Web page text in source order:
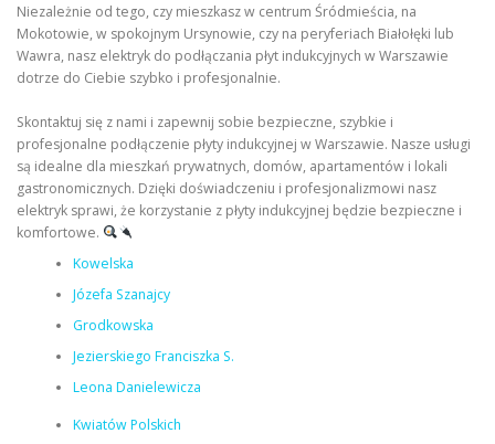
Niezależnie od tego, czy mieszkasz w centrum Śródmieścia, na
Mokotowie, w spokojnym Ursynowie, czy na peryferiach Białołęki lub
Wawra, nasz elektryk do podłączania płyt indukcyjnych w Warszawie
dotrze do Ciebie szybko i profesjonalnie.
Skontaktuj się z nami i zapewnij sobie bezpieczne, szybkie i
profesjonalne podłączenie płyty indukcyjnej w Warszawie. Nasze usługi
są idealne dla mieszkań prywatnych, domów, apartamentów i lokali
gastronomicznych. Dzięki doświadczeniu i profesjonalizmowi nasz
elektryk sprawi, że korzystanie z płyty indukcyjnej będzie bezpieczne i
komfortowe.
Kowelska
Józefa Szanajcy
Grodkowska
Jezierskiego Franciszka S.
Leona Danielewicza
Kwiatów Polskich